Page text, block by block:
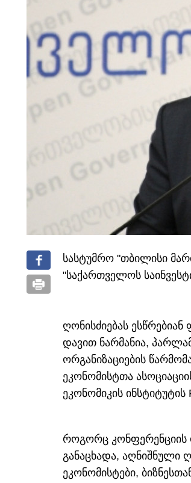
სასტუმრო "თბილისი
"საქართველოს
ღონისძიებას
დავით ნარმანია,
ორგანიზაციების
ეკონომისტთა
ეკონომიკის
როგორც კონფერენციის
განაცხადა, აღნიშნული
ეკონომისტები,